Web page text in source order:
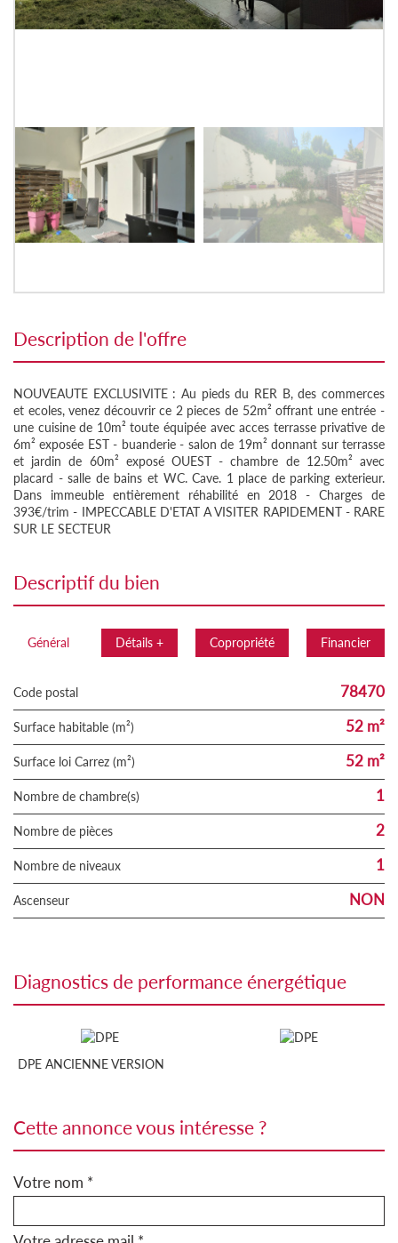
description de l'offre
NOUVEAUTE EXCLUSIVITE : Au pieds du RER B, des commerces
et ecoles, venez découvrir ce 2 pieces de 52m² offrant une entrée -
une cuisine de 10m² toute équipée avec acces terrasse privative de
6m² exposée EST - buanderie - salon de 19m² donnant sur terrasse
et jardin de 60m² exposé OUEST - chambre de 12.50m² avec
placard - salle de bains et WC. Cave. 1 place de parking exterieur.
Dans immeuble entièrement réhabilité en 2018 - Charges de
393€/trim - IMPECCABLE D'ETAT A VISITER RAPIDEMENT - RARE
SUR LE SECTEUR
descriptif du bien
Général Détails + Copropriété Financier
Code postal 78470
Surface habitable (m²) 52 m²
Surface loi Carrez (m²) 52 m²
Nombre de chambre(s) 1
Nombre de pièces 2
Nombre de niveaux 1
Ascenseur NON
diagnostics de performance énergétique
DPE ANCIENNE VERSION
cette annonce vous intéresse ?
Votre nom *